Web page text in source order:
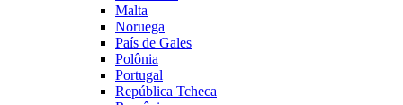
Malta
Noruega
País de Gales
Polônia
Portugal
República Tcheca